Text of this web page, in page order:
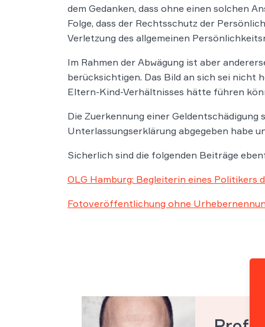
dem Gedanken, dass ohne einen solchen
Folge, dass der Rechtsschutz der
Verletzung des allgemeinen
Im Rahmen der Abwägung ist aber
berücksichtigen. Das Bild an sich sei nicht
Eltern-Kind-Verhältnisses hätte führen
Die Zuerkennung einer
Unterlassungserklärung abgegeben habe
Sicherlich sind die folgenden Beiträge
OLG Hamburg: Begleiterin eines Politikers
Fotoveröffentlichung ohne